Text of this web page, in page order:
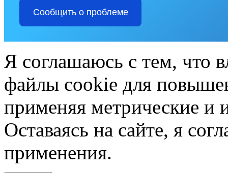
Сообщить о проблеме
Я соглашаюсь с тем, что
файлы cookie для
применяя метрические и
Оставаясь на сайте, я
применения.